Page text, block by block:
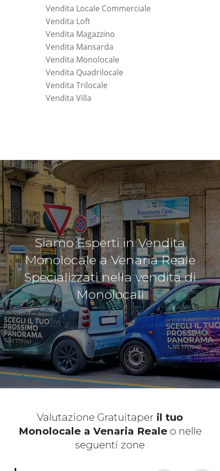
Vendita Locale Commerciale
Vendita Loft
Vendita Magazzino
Vendita Mansarda
Vendita Monolocale
Vendita Quadrilocale
Vendita Trilocale
Vendita Villa
Siamo Esperti in Vendita
Monolocale a Venaria Reale
Specializzati nella vendita di
Monolocali
Valutazione Gratuitaper il tuo
Monolocale a Venaria Realeo nelle
seguenti zone